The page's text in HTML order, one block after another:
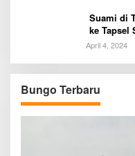
Suami di
ke Tapsel
April 4, 2024
Bungo Terbaru